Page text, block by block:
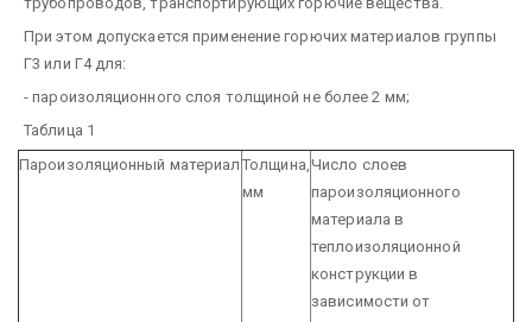
При этом допускается применение горючих материалов группы
Г3 или Г4 для:
- пароизоляционного слоя толщиной не более 2 мм;
Таблица 1
Пароизоляционный материал Толщина,
мм
Число слоев
пароизоляционного
материала в
теплоизоляционной
конструкции в
зависимости от